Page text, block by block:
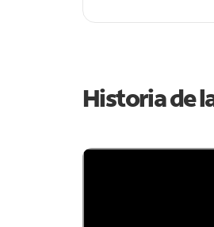
Historia de